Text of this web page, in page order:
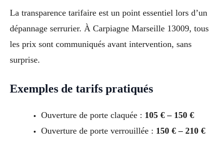
La transparence tarifaire est un point essentiel lors d’un
dépannage serrurier. À Carpiagne Marseille 13009, tous
les prix sont communiqués avant intervention, sans
surprise.
Exemples de tarifs pratiqués
Ouverture de porte claquée : 105 € – 150 €
Ouverture de porte verrouillée : 150 € – 210 €